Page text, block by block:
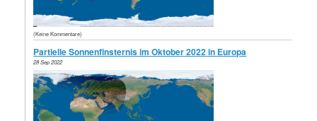
(Keine Kommentare)
Partielle Sonnenfinsternis im Oktober 2022 in Europa
28 Sep 2022